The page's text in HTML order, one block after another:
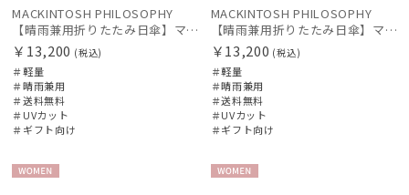
MACKINTOSH PHILOSOPHY
【晴雨兼用折りたたみ日傘】マッキントッシュ フィロソフィー (MACKINTOSH PHILOSOPHY) ロゴモノグラム
￥13,200 (税込)
＃軽量
＃晴雨兼用
＃送料無料
＃UVカット
＃ギフト向け
MACKINTOSH PHILOSOPHY
【晴雨兼用折りたたみ日傘】マッキントッシュ フィロソフィー (MACKINTOSH PHILOSOPHY) ロゴモノグラム
￥13,200 (税込)
＃軽量
＃晴雨兼用
＃送料無料
＃UVカット
＃ギフト向け